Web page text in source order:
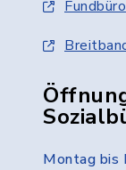
Fundbüro
Montag bis